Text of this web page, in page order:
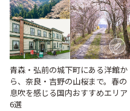
青森・弘前の城下町にある洋館か
ら、奈良・吉野の山桜まで。春の
息吹を感じる国内おすすめエリア
6選